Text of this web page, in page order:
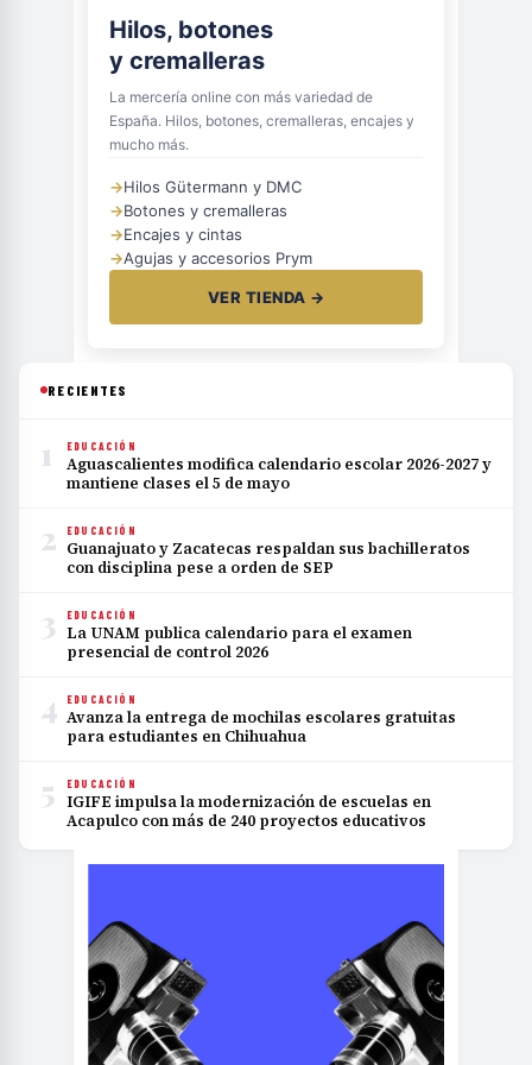
Hilos, botones
y cremalleras
La mercería online con más variedad de
España. Hilos, botones, cremalleras, encajes y
mucho más.
→Hilos Gütermann y DMC
→Botones y cremalleras
→Encajes y cintas
→Agujas y accesorios Prym
VER TIENDA →
RECIENTES
1 EDUCACIÓN
Aguascalientes modifica calendario escolar 2026-2027 y
mantiene clases el 5 de mayo
2 EDUCACIÓN
Guanajuato y Zacatecas respaldan sus bachilleratos
con disciplina pese a orden de SEP
3 EDUCACIÓN
La UNAM publica calendario para el examen
presencial de control 2026
4 EDUCACIÓN
Avanza la entrega de mochilas escolares gratuitas
para estudiantes en Chihuahua
5 EDUCACIÓN
IGIFE impulsa la modernización de escuelas en
Acapulco con más de 240 proyectos educativos